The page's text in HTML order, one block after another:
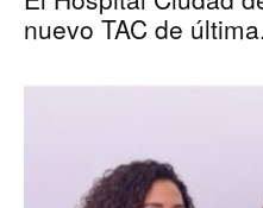
nuevo TAC de